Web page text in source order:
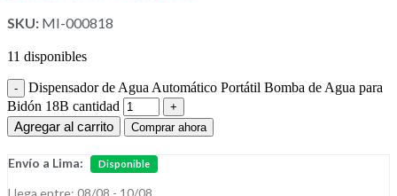
SKU: MI-000818
11 disponibles
Dispensador de Agua Automático Portátil Bomba de Agua para
Bidón 18B cantidad
Agregar al carrito
Comprar ahora
Envío a Lima: Disponible
Llega entre: 08/08 - 10/08